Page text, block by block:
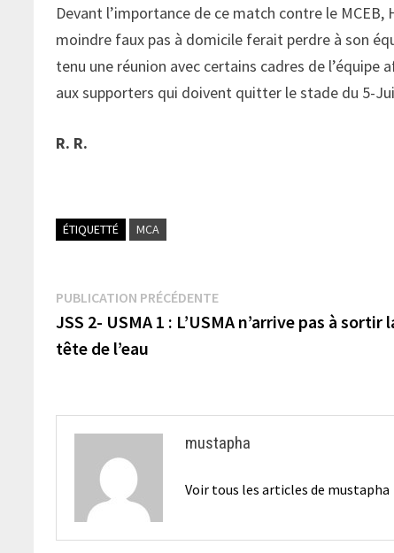
Devant l’importance de ce match contre le
moindre faux pas à domicile ferait perdre à son
tenu une réunion avec certains cadres de
aux supporters qui doivent quitter le stade du 5-
R. R.
ÉTIQUETTÉ MCA
Navigation
de
PUBLICATION PRÉCÉDENTEPublication
précédente :
JSS 2- USMA 1 : L’USMA n’arrive pas à sortir
tête de l’eau
mustapha
Voir tous les articles de